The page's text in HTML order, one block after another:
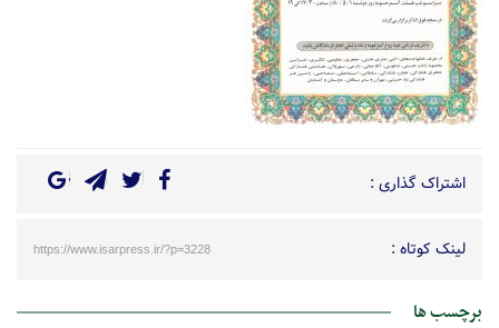
اشتراک گذاری :
لینک کوتاه : https://www.isarpress.ir/?p=3228
برچسب ها